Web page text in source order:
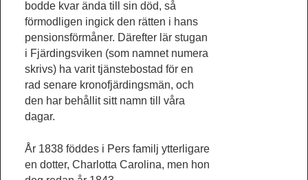
bodde kvar ända till sin död, så
förmodligen ingick den rätten i hans
pensionsförmåner. Därefter lär stugan
i Fjärdingsviken (som namnet numera
skrivs) ha varit tjänstebostad för en
rad senare kronofjärdingsmän, och
den har behållit sitt namn till våra
dagar.
År 1838 föddes i Pers familj ytterligare
en dotter, Charlotta Carolina, men hon